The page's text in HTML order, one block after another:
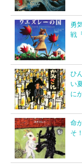
勇
戦
ひ
い
に
命
そ